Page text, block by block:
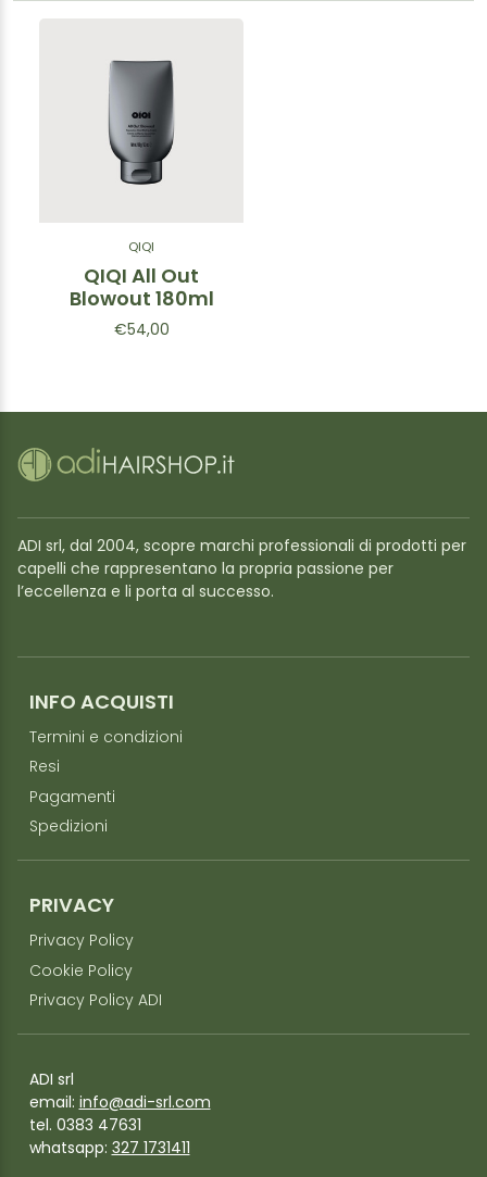
QIQI
QIQI All Out
Blowout 180ml
€54,00
ADI srl, dal 2004, scopre marchi professionali di prodotti per
capelli che rappresentano la propria passione per
l’eccellenza e li porta al successo.
INFO ACQUISTI
Termini e condizioni
Resi
Pagamenti
Spedizioni
PRIVACY
Privacy Policy
Cookie Policy
Privacy Policy ADI
ADI srl
email: info@adi-srl.com
tel. 0383 47631
whatsapp: 327 1731411